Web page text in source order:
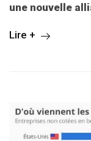
une nouvelle
Lire +